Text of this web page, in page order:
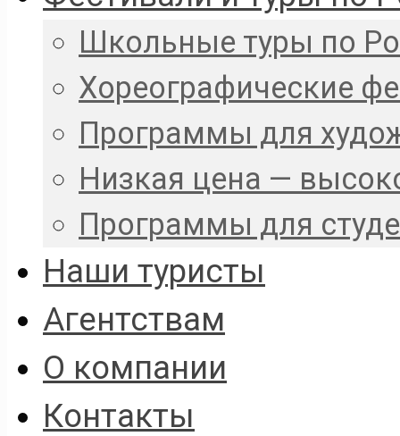
Школьные туры по
Хореографические
Программы для
Низкая цена —
Программы для
Наши туристы
Агентствам
О компании
Контакты